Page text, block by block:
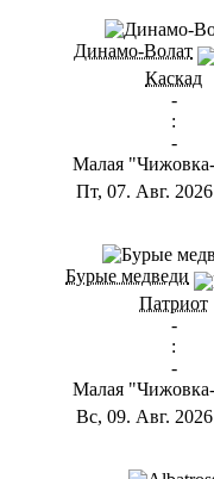
Динамо-Волат
Каскад
-
:
-
Малая
Пт, 07. Авг. 2026
Бурые медведи
Патриот
-
:
-
Малая
Вс, 09. Авг. 2026